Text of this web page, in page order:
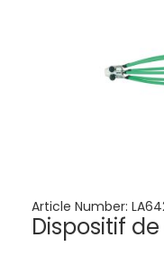
Article Number:
Dispositif